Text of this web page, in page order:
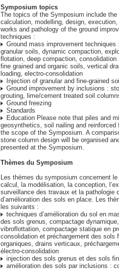
Symposium topics
The topics of the Symposium include the
calculation, modelling, design,
works and pathology of the ground
techniques :
Ground mass improvement techniques
granular soils, dynamic compaction,
flotation, deep compaction, consolidation
fine grained and organic soils, vertical
loading, electro-consolidation
Injection of granular and fine-grained
Ground improvement by inclusions :
grouting, lime/cement treated soil
Ground freezing
Standards
Education Please note that piles and
geosynthetics, soil nailing and reinforced
the scope of the Symposium. A
stone column design will be organised
presented at the Symposium.
Thèmes du Symposium
Les thèmes du symposium concernent
calcul, la modélisation, la conception,
surveillance des travaux et la pathologie
d’amélioration des sols en place. Les
les suivants :
techniques d’amélioration du sol en
des sols grenus, compactage
vibroflottation, compactage statique en
consolidation et préchargement des sols
organiques, drains verticaux,
électro-consolidation
injection des sols grenus et des sols
amélioration des sols par inclusions :